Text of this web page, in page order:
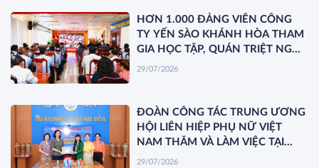
HƠN 1.000 ĐẢNG VIÊN CÔNG
TY YẾN SÀO KHÁNH HÒA THAM
GIA HỌC TẬP, QUÁN TRIỆT NGHỊ
QUYẾT HỘI NGHỊ TRUNG ƯƠNG
29/07/2026
ĐOÀN CÔNG TÁC TRUNG ƯƠNG
HỘI LIÊN HIỆP PHỤ NỮ VIỆT
NAM THĂM VÀ LÀM VIỆC TẠI
YẾN SÀO KHÁNH HÒA
29/07/2026